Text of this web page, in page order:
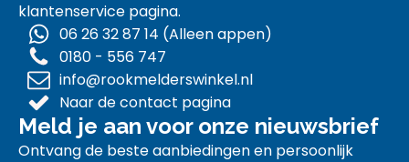
klantenservice pagina.
06 26 32 87 14 (Alleen appen)
0180 - 556 747
info@rookmelderswinkel.nl
Naar de contact pagina
Meld je aan voor onze nieuwsbrief
Ontvang de beste aanbiedingen en persoonlijk